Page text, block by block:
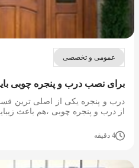
عمومی و تخصصی
برای نصب درب و پنجره چوبی
درب و پنجره یکی از اصلی ترین
از درب و پنجره چوبی ،هم باعث
4 دقیقه